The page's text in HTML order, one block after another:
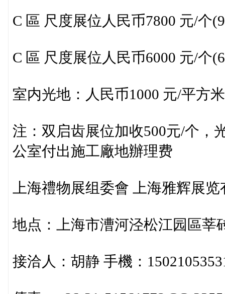
C 區 尺度展位人民币7800 元/个
C 區 尺度展位人民币6000 元/个
室内光地：人民币1000 元/平方
注：双启齿展位加收500元/个，
公室付出施工廠地辦理费
上海禮物展组委會 上海雅辉展
地点：上海市漕河泾松江园區莘
接洽人：胡静 手機：